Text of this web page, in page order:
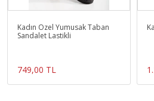
Kadın Özel Yumusak Taban
Sandalet Lastikli
749,00 TL